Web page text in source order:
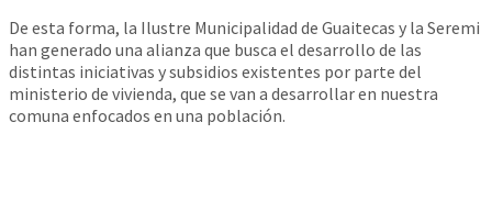
De esta forma, la Ilustre Municipalidad de Guaitecas y la Seremi
han generado una alianza que busca el desarrollo de las
distintas iniciativas y subsidios existentes por parte del
ministerio de vivienda, que se van a desarrollar en nuestra
comuna enfocados en una población.